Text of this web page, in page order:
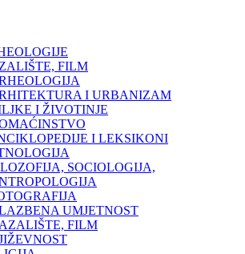
FILM
I URBANIZAM
I ŽIVOTINJE
I LEKSIKONI
SOCIOLOGIJA,
UMJETNOST
FILM